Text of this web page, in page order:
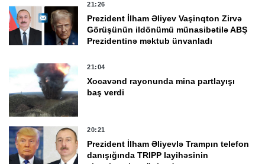
21:26
Prezident İlham Əliyev Vaşinqton Zirvə
Görüşünün ildönümü münasibətilə ABŞ
Prezidentinə məktub ünvanladı
21:04
Xocavənd rayonunda mina partlayışı
baş verdi
20:21
Prezident İlham Əliyevlə Trampın telefon
danışığında TRIPP layihəsinin